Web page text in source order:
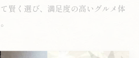
賢く選び、満足度の高いグルメ体